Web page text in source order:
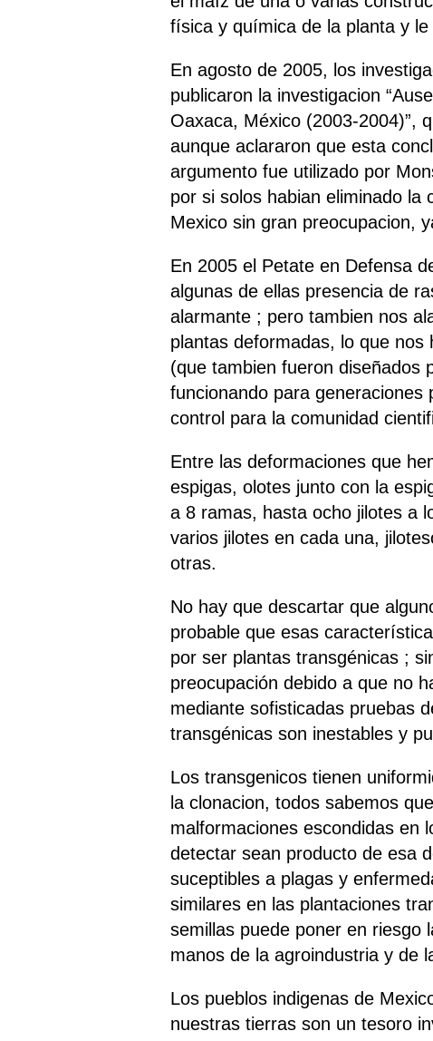
física y química de la planta y
En agosto de 2005, los
publicaron la investigacion
Oaxaca, México (2003-2004)”,
aunque aclararon que esta
argumento fue utilizado por
por si solos habian eliminado la
Mexico sin gran preocupacion,
En 2005 el Petate en Defensa
algunas de ellas presencia de
alarmante ; pero tambien nos
plantas deformadas, lo que
(que tambien fueron diseñados
funcionando para
control para la comunidad
Entre las deformaciones que
espigas, olotes junto con la
a 8 ramas, hasta ocho jilotes a
varios jilotes en cada una,
otras.
No hay que descartar que
probable que esas
por ser plantas transgénicas ;
preocupación debido a que no
mediante sofisticadas pruebas
transgénicas son inestables y
Los transgenicos tienen
la clonacion, todos sabemos
malformaciones escondidas en
detectar sean producto de esa
suceptibles a plagas y
similares en las plantaciones
semillas puede poner en riesgo
manos de la agroindustria y de
Los pueblos indigenas de
nuestras tierras son un tesoro